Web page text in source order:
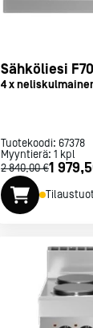
Sähköliesi
4 x
Tuotekoodi: 67378
Myyntierä: 1 kpl
2 840,00 €1